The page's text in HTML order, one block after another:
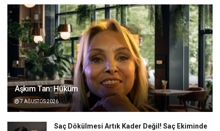
Aşkım Tan: Hüküm
7 AĞUSTOS 2026
Saç Dökülmesi Artık Kader Değil! Saç Ekiminde